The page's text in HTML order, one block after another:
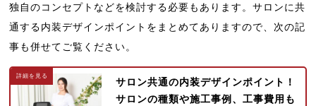
独自のコンセプトなどを検討する必要もあります。サロンに共
通する内装デザインポイントをまとめてありますので、次の記
事も併せてご覧ください。
サロン共通の内装デザインポイント！
サロンの種類や施工事例、工事費用も